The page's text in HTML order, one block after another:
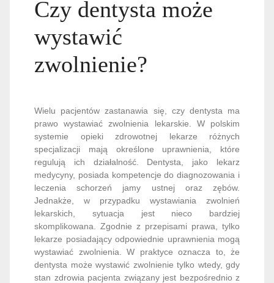
Czy dentysta może
wystawić
zwolnienie?
Wielu pacjentów zastanawia się, czy dentysta ma
prawo wystawiać zwolnienia lekarskie. W polskim
systemie opieki zdrowotnej lekarze różnych
specjalizacji mają określone uprawnienia, które
regulują ich działalność. Dentysta, jako lekarz
medycyny, posiada kompetencje do diagnozowania i
leczenia schorzeń jamy ustnej oraz zębów.
Jednakże, w przypadku wystawiania zwolnień
lekarskich, sytuacja jest nieco bardziej
skomplikowana. Zgodnie z przepisami prawa, tylko
lekarze posiadający odpowiednie uprawnienia mogą
wystawiać zwolnienia. W praktyce oznacza to, że
dentysta może wystawić zwolnienie tylko wtedy, gdy
stan zdrowia pacjenta związany jest bezpośrednio z